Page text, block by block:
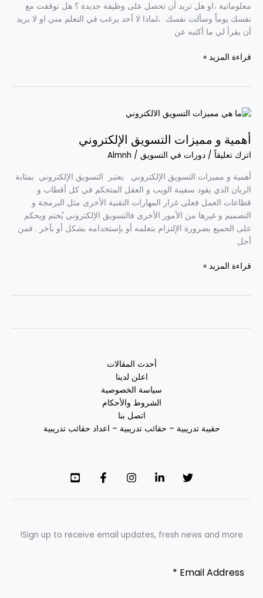
معلوماتية ،او هل تريد أن تحصل على وظيفة جديدة ؟ هل توقفت مع
نفسك يوماً وسألت نفسك ،لماذا لا أحد يرغب في التعلم مني او لا يريد
أن يقرأ لي ما أكتبه عن
قراءة المزيد »
أهمية و مميزات التسويق الإلكتروني
اترك تعليقاً / دورات في التسويق /
Almnh
أهمية و مميزات التسويق الإلكتروني يعتبر التسويق الإلكتروني بمثابة
الربان الذي يقود سفينة الويب و العقل المتحكم في كل أقطاب و
قطاعات العمل فعلى غرار المهارات التقنية الأخرى مثل البرمجة و
التصميم و غيرها من الأمور الأخرى فالتسويق الإلكتروني يُحتم ويحكم
على الجميع بضرورة الإلتزام بتعلمه أو بإستخدامه بشكل أو بآخر . فمن
أجل
أهمية
مميزات
التسويق
قراءة المزيد »
أحدث المقالات
اعلن لدينا
سياسة الخصوصية
الشروط والأحكام
اتصل بنا
حقيبة تدريبية – حقائب تدريبية – اعداد حقائب تدريبية
Sign up to receive email updates, fresh news and more!